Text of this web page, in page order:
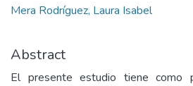
Mera Rodríguez, Laura Isabel
Abstract
El presente estudio tiene como